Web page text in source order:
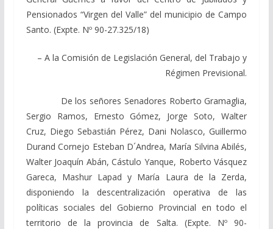
Pensionados “Virgen del Valle” del municipio de Campo
Santo. (Expte. Nº 90-27.325/18)
– A la Comisión de Legislación General, del Trabajo y
Régimen Previsional.
De los señores Senadores Roberto Gramaglia,
Sergio Ramos, Ernesto Gómez, Jorge Soto, Walter
Cruz, Diego Sebastián Pérez, Dani Nolasco, Guillermo
Durand Cornejo Esteban D´Andrea, María Silvina Abilés,
Walter Joaquín Abán, Cástulo Yanque, Roberto Vásquez
Gareca, Mashur Lapad y María Laura de la Zerda,
disponiendo la descentralización operativa de las
políticas sociales del Gobierno Provincial en todo el
territorio de la provincia de Salta. (Expte. Nº 90-